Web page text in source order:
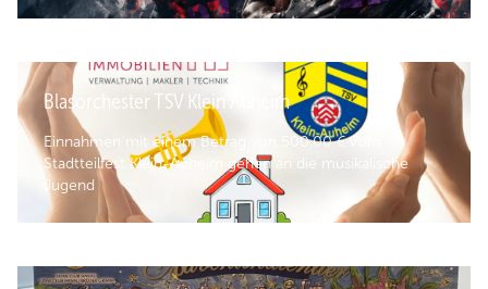
Blasorchester TSV Klein Auheim
Einnahmen mit einem Betrag von 500,00 € vom
Stadtteilfest Klein-Auheim gehen an die musikalische
Jugend